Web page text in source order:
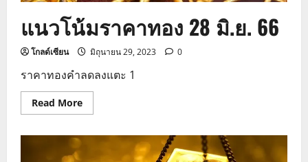
แนวโน้มราคาทอง 28 มิ.ย. 66
โกลด์เซียน มิถุนายน 29, 2023 0
ราคาทองคำลดลงแตะ 1
Read MoreRead
more